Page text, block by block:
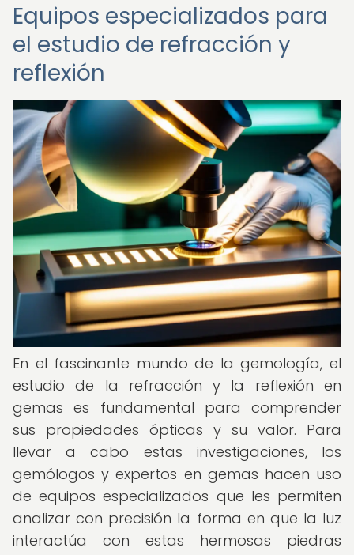
Equipos especializados para
el estudio de refracción y
reflexión
En el fascinante mundo de la gemología, el
estudio de la refracción y la reflexión en
gemas es fundamental para comprender
sus propiedades ópticas y su valor. Para
llevar a cabo estas investigaciones, los
gemólogos y expertos en gemas hacen uso
de equipos especializados que les permiten
analizar con precisión la forma en que la luz
interactúa con estas hermosas piedras